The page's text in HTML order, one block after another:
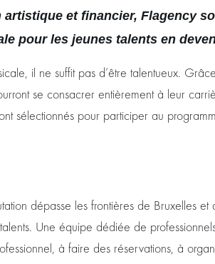
et financier, Flagency
pour les jeunes talents en
il ne suffit pas d’être talentueux.
se consacrer entièrement à leur
sélectionnés pour participer au
dépasse les frontières de Bruxelles
Une équipe dédiée de
à faire des réservations, à